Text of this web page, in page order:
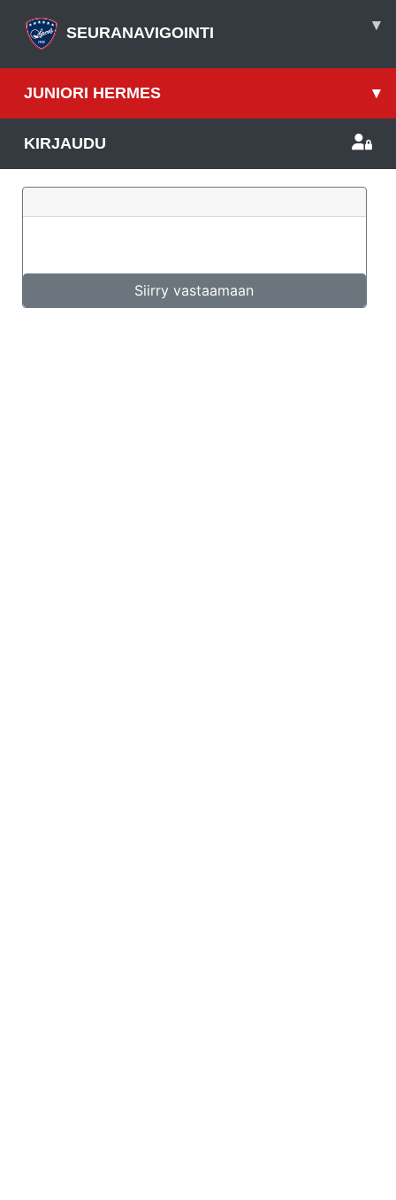
SEURANAVIGOINTI ▾
JUNIORI HERMES ▾
KIRJAUDU